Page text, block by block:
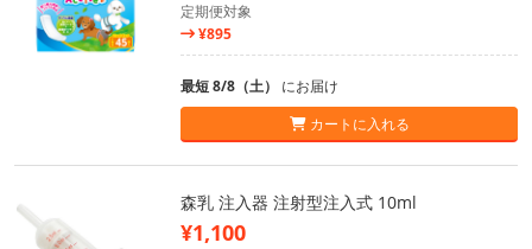
定期便対象
¥895
最短 8/8（土） にお届け
カートに入れる
森乳 注入器 注射型注入式 10ml
¥1,100